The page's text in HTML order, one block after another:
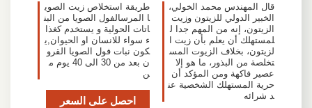
قال المهندس محمد الخولي،
الخبير الدولي للزيتون وزيت
الزيتون، إنه من المهم جدا ل
لمستهلك أن يعلم بأن زيت ا
لزيتون، بخلاف الزيوت المس
تخلصة من البذور، ما هو إلا
عصير فاكهة ومن المؤكد أن
حرية المستهلك الشخصية عن
د شرائه
طريقة استخلاص زيت الصوي
ا المرسالفول الصويا من البن
اتات الحولية و يستخدم كغذا
ء سواء للانسان او الحيوان,ي
كون نبات فول الصويا القرو
ن بعد من 30 الى 40 يوم م
ن
احصل على السعر